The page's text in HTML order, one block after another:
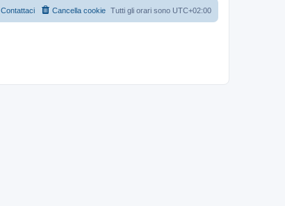
Tutti gli orari sono UTC+02:00
Cancella cookie
Contattaci